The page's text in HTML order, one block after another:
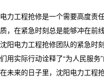
电力工程抢修是一个需要高度责
质，在紧急时刻总是能够冲在前
沈阳电力工程抢修团队的紧急时
们用实际行动诠释了“为人民服务
在未来的日子里，沈阳电力工程